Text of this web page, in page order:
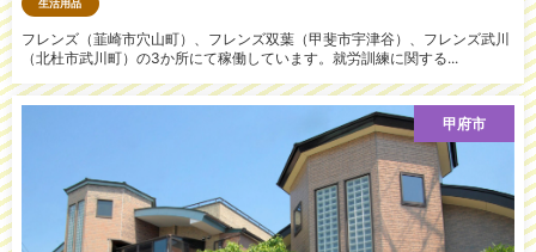
生活用品
フレンズ（韮崎市穴山町）、フレンズ双葉（甲斐市宇津谷）、フレンズ武川
（北杜市武川町）の3か所にて稼働しています。就労訓練に関する...
甲府市